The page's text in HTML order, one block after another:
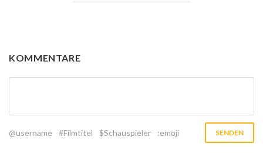
KOMMENTARE
@username #Filmtitel $Schauspieler :emoji